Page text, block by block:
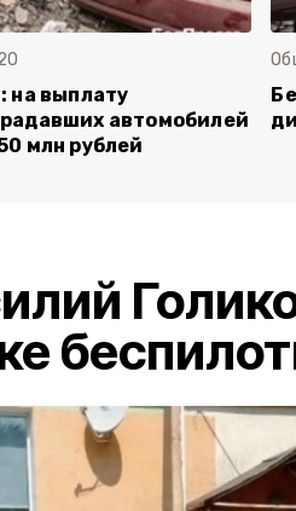
на выплату
автомобилей
млн рублей